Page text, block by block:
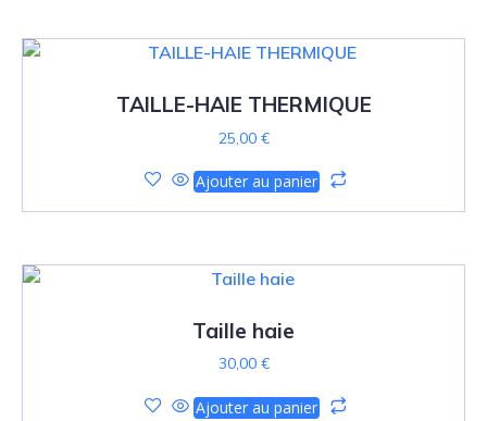
TAILLE-HAIE THERMIQUE
25,00 €
Ajouter au panier
Taille haie
30,00 €
Ajouter au panier